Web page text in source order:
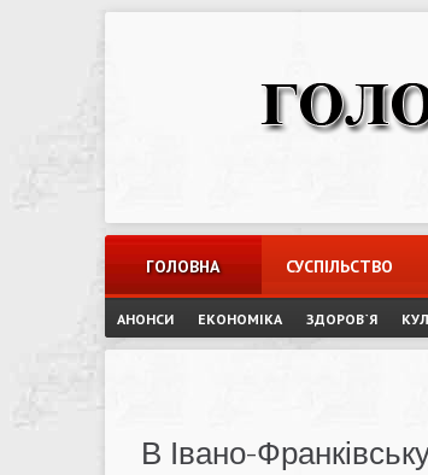
ГОЛОВНА СУСПІЛЬСТВО
АНОНСИ ЕКОНОМІКА ЗДОРОВ`Я
В Івано-